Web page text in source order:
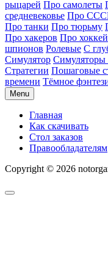
рыцарей Про самолеты
средневековье Про
Про танки Про тюрьму
Про хакеров Про хоккей
шпионов Ролевые С
Симулятор Симуляторы
Стратегии Пошаговые
времени Тёмное
Menu
Главная
Как скачивать
Стол заказов
Правообладателям
Copyright © 2026
Scroll